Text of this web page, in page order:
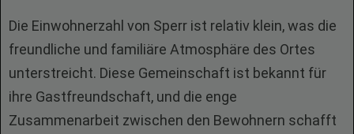
Die Einwohnerzahl von Sperr ist relativ klein, was die
freundliche und familiäre Atmosphäre des Ortes
unterstreicht. Diese Gemeinschaft ist bekannt für
ihre Gastfreundschaft, und die enge
Zusammenarbeit zwischen den Bewohnern schafft